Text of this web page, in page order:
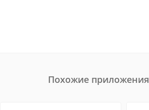
Похожие приложения